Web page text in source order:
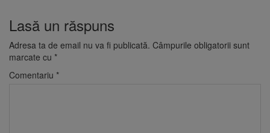
Lasă un răspuns
Adresa ta de email nu va fi publicată. Câmpurile obligatorii sunt
marcate cu *
Comentariu *